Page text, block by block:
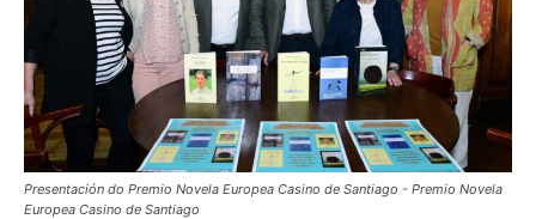
Presentación do Premio Novela Europea Casino de Santiago - Premio Novela
Europea Casino de Santiago